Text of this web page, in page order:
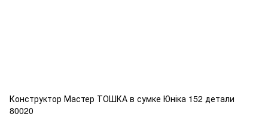
Конструктор Мастер ТОШКА в сумке Юніка 152 детали
80020